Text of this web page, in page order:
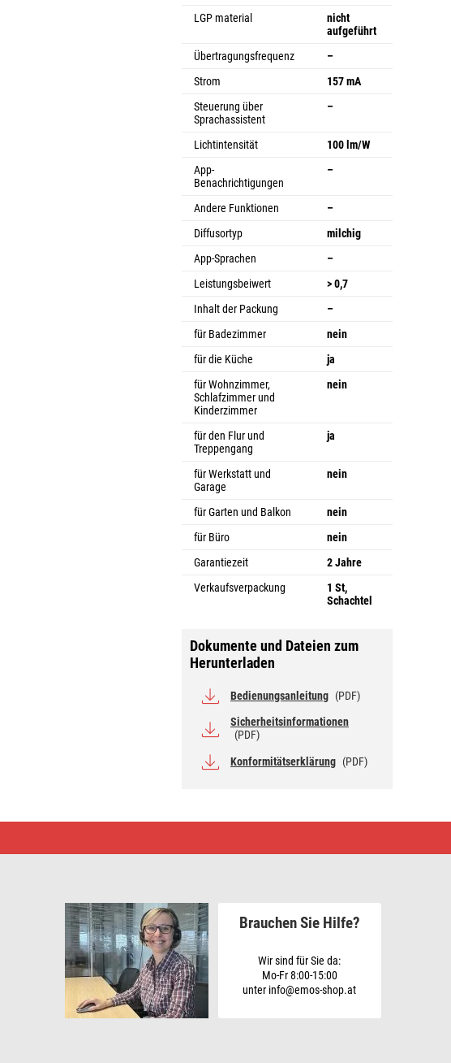
LGP material
nicht
aufgeführt
Übertragungsfrequenz
–
Strom
157 mA
Steuerung über
Sprachassistent
–
Lichtintensität
100 lm/W
App-
Benachrichtigungen
–
Andere Funktionen
–
Diffusortyp
milchig
App-Sprachen
–
Leistungsbeiwert
> 0,7
Inhalt der Packung
–
für Badezimmer
nein
für die Küche
ja
für Wohnzimmer,
Schlafzimmer und
Kinderzimmer
nein
für den Flur und
Treppengang
ja
für Werkstatt und
Garage
nein
für Garten und Balkon
nein
für Büro
nein
Garantiezeit
2 Jahre
Verkaufsverpackung
1 St,
Schachtel
Dokumente und Dateien zum
Herunterladen
Bedienungsanleitung (PDF)
Sicherheitsinformationen
(PDF)
Konformitätserklärung (PDF)
Brauchen Sie Hilfe?
Wir sind für Sie da:
Mo-Fr 8:00-15:00
unter info@emos-shop.at